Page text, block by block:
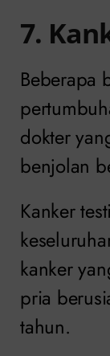
7.
Beberapa
dokter
benjolan
Kanker
kanker
pria
tahun.